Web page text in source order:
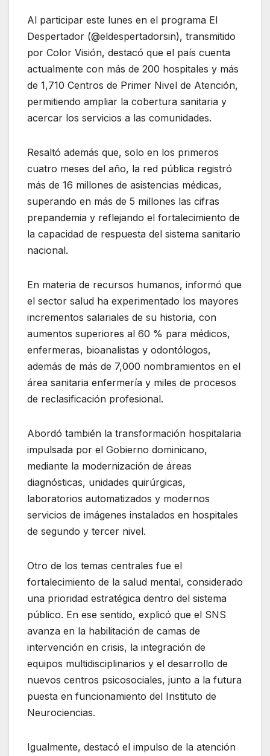
Al participar este lunes en el programa El
Despertador (@eldespertadorsin), transmitido
por Color Visión, destacó que el país cuenta
actualmente con más de 200 hospitales y más
de 1,710 Centros de Primer Nivel de Atención,
permitiendo ampliar la cobertura sanitaria y
acercar los servicios a las comunidades.
Resaltó además que, solo en los primeros
cuatro meses del año, la red pública registró
más de 16 millones de asistencias médicas,
superando en más de 5 millones las cifras
prepandemia y reflejando el fortalecimiento de
la capacidad de respuesta del sistema sanitario
nacional.
En materia de recursos humanos, informó que
el sector salud ha experimentado los mayores
incrementos salariales de su historia, con
aumentos superiores al 60 % para médicos,
enfermeras, bioanalistas y odontólogos,
además de más de 7,000 nombramientos en el
área sanitaria enfermería y miles de procesos
de reclasificación profesional.
Abordó también la transformación hospitalaria
impulsada por el Gobierno dominicano,
mediante la modernización de áreas
diagnósticas, unidades quirúrgicas,
laboratorios automatizados y modernos
servicios de imágenes instalados en hospitales
de segundo y tercer nivel.
Otro de los temas centrales fue el
fortalecimiento de la salud mental, considerado
una prioridad estratégica dentro del sistema
público. En ese sentido, explicó que el SNS
avanza en la habilitación de camas de
intervención en crisis, la integración de
equipos multidisciplinarios y el desarrollo de
nuevos centros psicosociales, junto a la futura
puesta en funcionamiento del Instituto de
Neurociencias.
Igualmente, destacó el impulso de la atención